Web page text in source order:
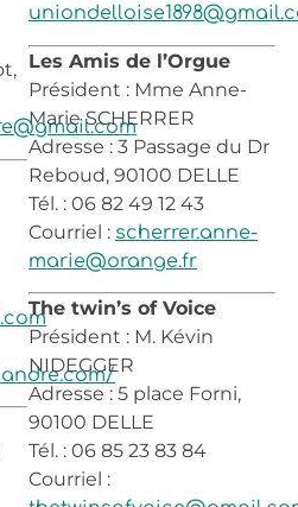
Les Amis de l’Orgue
Président : Mme Anne-
Marie SCHERRER
Adresse : 3 Passage du Dr
Reboud, 90100 DELLE
Tél. : 06 82 49 12 43
Courriel : scherrer.anne-
marie@orange.fr
The twin’s of Voice
Président : M. Kévin
NIDEGGER
Adresse : 5 place Forni,
90100 DELLE
Tél. : 06 85 23 83 84
Courriel :